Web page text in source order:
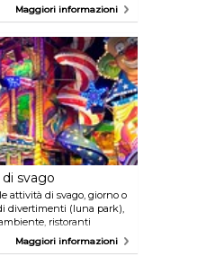
Un'ambiente festiva ogni
Maggiori informazioni
svago
attività di svago, giorno o
divertimenti (luna park),
ristoranti
tema sui dinosauri,
di sport acquatici,
Maggiori informazioni